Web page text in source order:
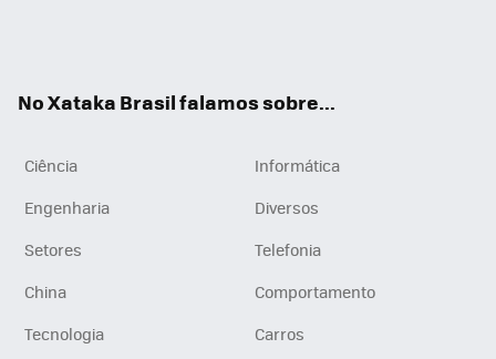
No Xataka Brasil falamos sobre...
Ciência
Informática
Engenharia
Diversos
Setores
Telefonia
China
Comportamento
Tecnologia
Carros